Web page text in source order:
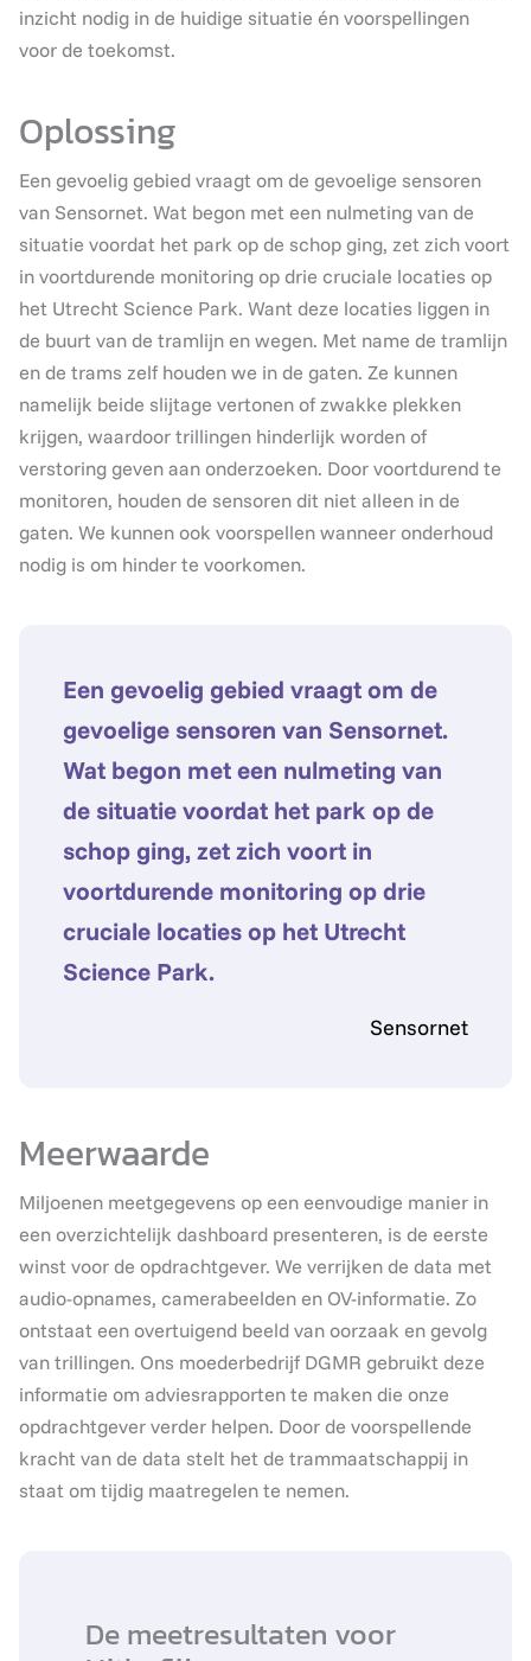
inzicht nodig in de huidige situatie én voorspellingen
voor de toekomst.
Oplossing
Een gevoelig gebied vraagt om de gevoelige sensoren
van Sensornet. Wat begon met een nulmeting van de
situatie voordat het park op de schop ging, zet zich voort
in voortdurende monitoring op drie cruciale locaties op
het Utrecht Science Park. Want deze locaties liggen in
de buurt van de tramlijn en wegen. Met name de tramlijn
en de trams zelf houden we in de gaten. Ze kunnen
namelijk beide slijtage vertonen of zwakke plekken
krijgen, waardoor trillingen hinderlijk worden of
verstoring geven aan onderzoeken. Door voortdurend te
monitoren, houden de sensoren dit niet alleen in de
gaten. We kunnen ook voorspellen wanneer onderhoud
nodig is om hinder te voorkomen.
Een gevoelig gebied vraagt om de
gevoelige sensoren van Sensornet.
Wat begon met een nulmeting van
de situatie voordat het park op de
schop ging, zet zich voort in
voortdurende monitoring op drie
cruciale locaties op het Utrecht
Science Park.
Sensornet
Meerwaarde
Miljoenen meetgegevens op een eenvoudige manier in
een overzichtelijk dashboard presenteren, is de eerste
winst voor de opdrachtgever. We verrijken de data met
audio-opnames, camerabeelden en OV-informatie. Zo
ontstaat een overtuigend beeld van oorzaak en gevolg
van trillingen. Ons moederbedrijf DGMR gebruikt deze
informatie om adviesrapporten te maken die onze
opdrachtgever verder helpen. Door de voorspellende
kracht van de data stelt het de trammaatschappij in
staat om tijdig maatregelen te nemen.
De meetresultaten voor